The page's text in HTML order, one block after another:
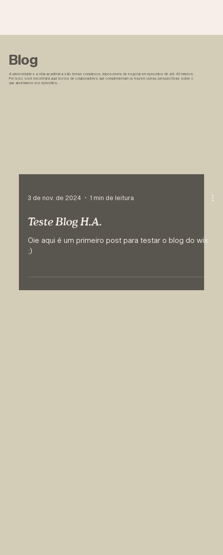
Blog
A universidade e a vida acadêmica são temas complexos, impossíveis de esgotar em episódios de até 40 minutos.
Por isso, você encontrará aqui textos de colaboradores que complementam ou trazem outras perspectivas sobre o
que abordamos nos episódios.
3 de nov. de 2024 1 min de leitura
Teste Blog H.A.
Oie aqui é um primeiro post para testar o blog do wix
;)